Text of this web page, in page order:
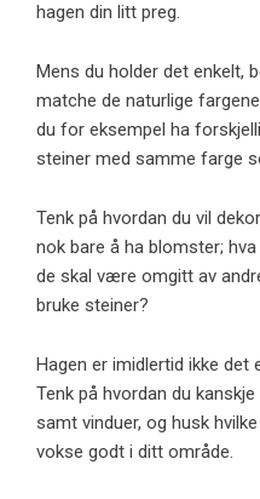
hagen din litt preg.
Mens du holder det enkelt,
matche de naturlige
du for eksempel ha
steiner med samme farge
Tenk på hvordan du vil
nok bare å ha blomster;
de skal være omgitt av
bruke steiner?
Hagen er imidlertid ikke
Tenk på hvordan du
samt vinduer, og husk
vokse godt i ditt område.